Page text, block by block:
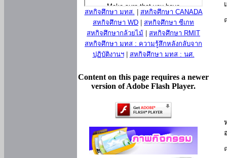
สหกิจศึกษา มทส.
สหกิจศึกษา CANADA
สหกิจศึกษา WD
สหกิจศึกษา ซีเกท
สหกิจศึกษากล้วยไม้
สหกิจศึกษา RMIT
สหกิจศึกษา มทส : ความรู้สึกหลังกลับจาก
ปฏิบัติงานฯ| สหกิจศึกษา มทส : นศ.
Content on this page requires a newer
version of Adobe Flash Player.